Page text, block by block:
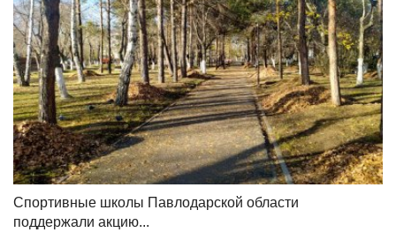
Спортивные школы Павлодарской области
поддержали акцию...